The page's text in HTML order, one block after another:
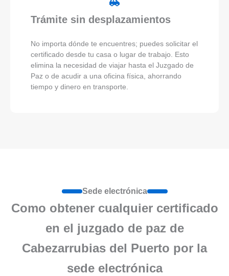
Trámite sin desplazamientos
No importa dónde te encuentres; puedes solicitar el
certificado desde tu casa o lugar de trabajo. Esto
elimina la necesidad de viajar hasta el Juzgado de
Paz o de acudir a una oficina física, ahorrando
tiempo y dinero en transporte.
Sede electrónica
Como obtener cualquier certificado
en el juzgado de paz de
Cabezarrubias del Puerto por la
sede electrónica